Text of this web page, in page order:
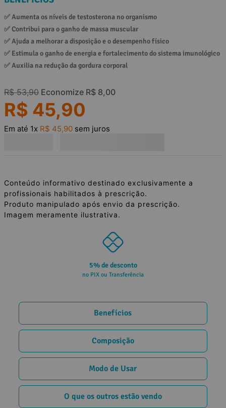
✅ Aumenta os níveis de testosterona no organismo
✅ Contribui para o ganho de massa muscular
✅ Ajuda a melhorar a disposição e o desempenho físico
✅ Estimula o ganho de energia e fortalecimento do sistema imunológico
✅ Auxilia na redução da gordura corporal
R$ 53,90 Economize R$ 8,00
R$ 45,90
Em até 1x R$ 45,90 sem juros
Conteúdo informativo destinado exclusivamente a
profissionais habilitados à prescrição.
Produto manipulado após envio da prescrição.
Imagem meramente ilustrativa.
5% de desconto
no PIX ou Transferência
Benefícios
Composição
Modo de Usar
O que os outros estão vendo